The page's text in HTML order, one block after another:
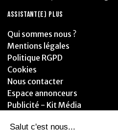
ASSISTANT(E) PLUS
Qui sommes nous ?
Mentions légales
Politique RGPD
Cookies
Nous contacter
Espace annonceurs
Publicité - Kit Média
PARTENAIRES